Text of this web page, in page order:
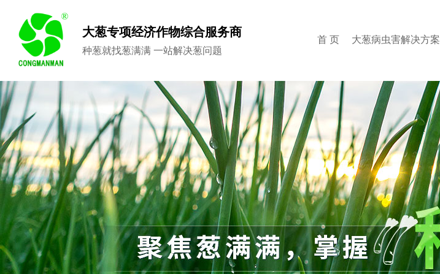
大葱专项经济作物综合服务商
种葱就找葱满满 一站解决葱问题
首 页 大葱病虫害解决方案